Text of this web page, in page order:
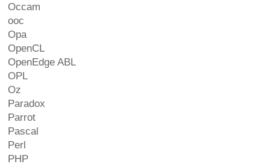
Occam
ooc
Opa
OpenCL
OpenEdge ABL
OPL
Oz
Paradox
Parrot
Pascal
Perl
PHP